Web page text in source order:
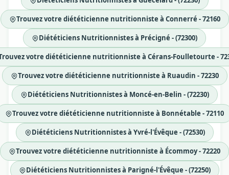
Trouvez votre diététicienne nutritionniste à Connerré - 72160
Diététiciens Nutritionnistes à Précigné - (72300)
votre diététicienne nutritionniste à Cérans-Foulletourte -
Trouvez votre diététicienne nutritionniste à Ruaudin - 72230
Diététiciens Nutritionnistes à Moncé-en-Belin - (72230)
Trouvez votre diététicienne nutritionniste à Bonnétable - 72110
Diététiciens Nutritionnistes à Yvré-l'Évêque - (72530)
Trouvez votre diététicienne nutritionniste à Écommoy - 72220
Diététiciens Nutritionnistes à Parigné-l'Évêque - (72250)